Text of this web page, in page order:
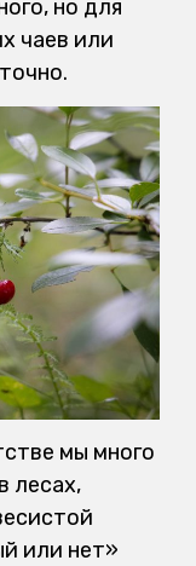
но для
чаев или
мы много
лесах,
или нет»